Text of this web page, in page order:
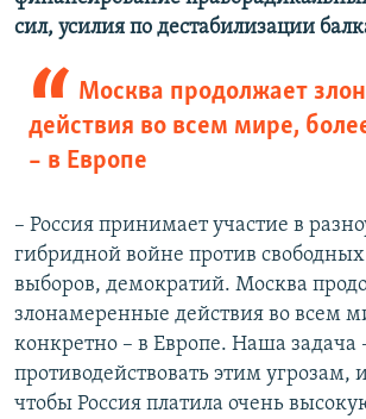
сил, усилия по дестабилизации
Москва продолжает
действия во всем мире,
– в Европе
– Россия принимает участие в
гибридной войне против
выборов, демократий. Москва
злонамеренные действия во всем
конкретно – в Европе. Наша задача
противодействовать этим угрозам,
чтобы Россия платила очень